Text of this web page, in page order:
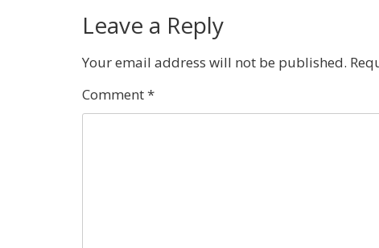
Leave a Reply
Your email address will not be published.
Comment*